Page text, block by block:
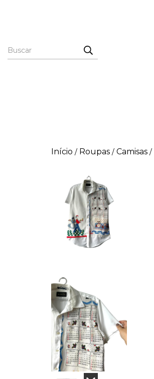
Início / Roupas / Camisas /